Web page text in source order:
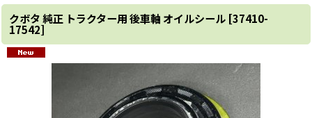
クボタ 純正 トラクター用 後車軸 オイルシール [37410-
17542]